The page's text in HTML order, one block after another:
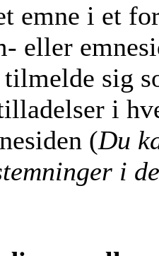
emne i et
eller
sig
i
(Du
i